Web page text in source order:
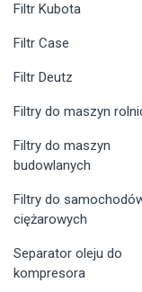
Filtr Kubota
Filtr Case
Filtr Deutz
Filtry do maszyn
Filtry do maszyn
budowlanych
Filtry do
ciężarowych
Separator oleju do
kompresora